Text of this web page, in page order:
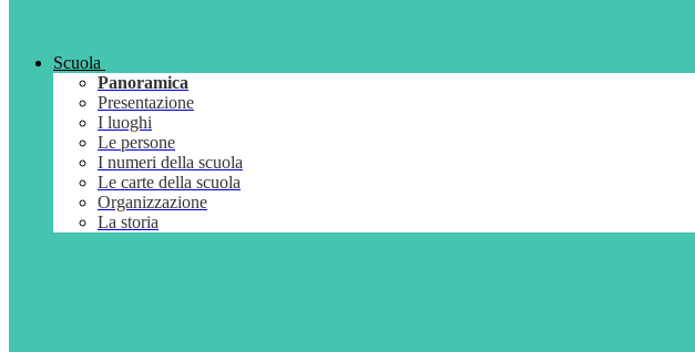
Scuola
Panoramica
Presentazione
I luoghi
Le persone
I numeri della scuola
Le carte della scuola
Organizzazione
La storia